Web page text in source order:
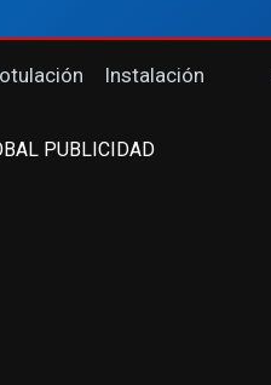
Instalación
PUBLICIDAD